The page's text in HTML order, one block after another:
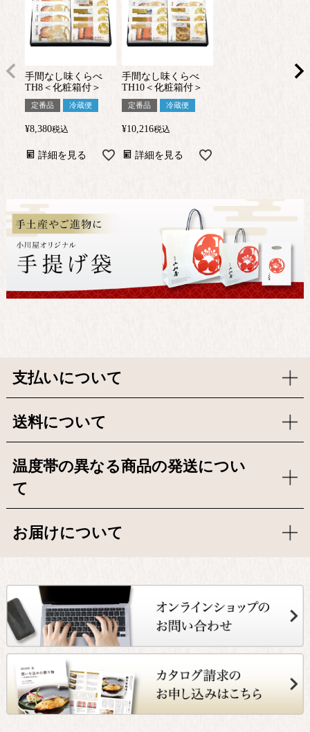
手間なし味くらべ
TH8＜化粧箱付＞
定番品 冷蔵便
¥8,380税込
詳細を見る
手間なし味くらべ
TH10＜化粧箱付＞
定番品 冷蔵便
¥10,216税込
詳細を見る
支払いについて
送料について
温度帯の異なる商品の発送につい
て
お届けについて